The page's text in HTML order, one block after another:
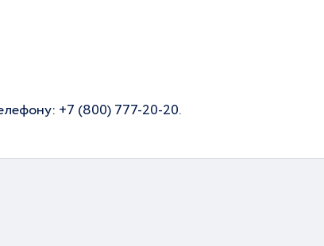
+7 (800) 777-20-20.